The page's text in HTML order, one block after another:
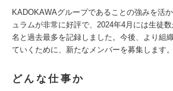
KADOKAWAグループであることの強みを活
ュラムが非常に好評で、2024年4月には生徒
名と過去最多を記録しました。今後、より組
ていくために、新たなメンバーを募集します。
どんな仕事か